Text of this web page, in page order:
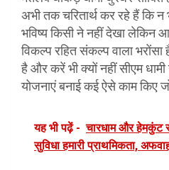
अभी तक चरितार्थ कर रहे हैं कि न
भविष्य किसी ने नहीं देखा लेकिन
विकल्प रहित संकल्प वाला
है और करें भी क्यों नहीं सीएम
योजनाएं बनाई कई ऐसे काम किए
यह भी पढ़ें - चारधाम और हेमकुंट
सुविधा हमारी प्राथमिकता,